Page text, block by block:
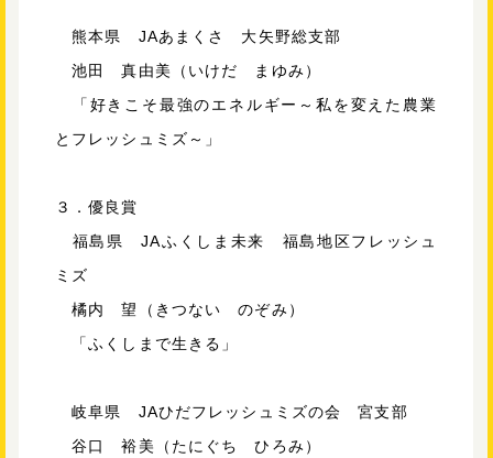
熊本県 JAあまくさ 大矢野総支部
池田 真由美（いけだ まゆみ）
「好きこそ最強のエネルギー～私を変えた農業
とフレッシュミズ～」
３．優良賞
福島県 JAふくしま未来 福島地区フレッシュ
ミズ
橘内 望（きつない のぞみ）
「ふくしまで生きる」
岐阜県 JAひだフレッシュミズの会 宮支部
谷口 裕美（たにぐち ひろみ）